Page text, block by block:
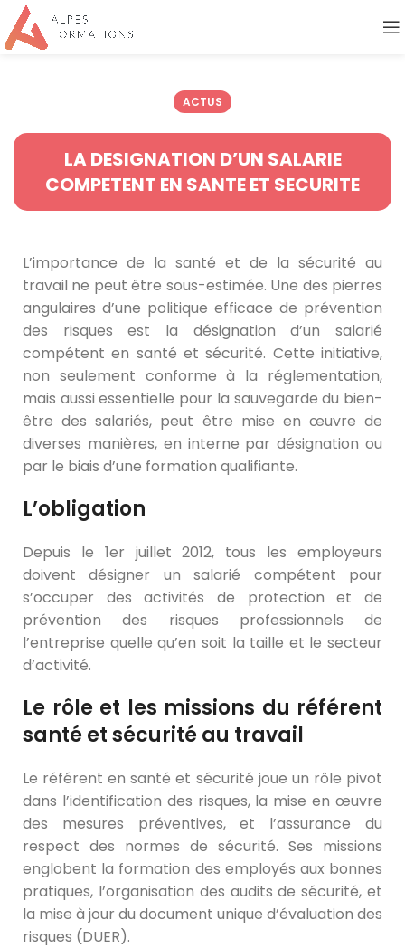
ACTUS
LA DESIGNATION D’UN SALARIE
COMPETENT EN SANTE ET SECURITE
L’importance de la santé et de la sécurité au
travail ne peut être sous-estimée. Une des pierres
angulaires d’une politique efficace de prévention
des risques est la désignation d’un salarié
compétent en santé et sécurité. Cette initiative,
non seulement conforme à la réglementation,
mais aussi essentielle pour la sauvegarde du bien-
être des salariés, peut être mise en œuvre de
diverses manières, en interne par désignation ou
par le biais d’une formation qualifiante.
L’obligation
Depuis le 1er juillet 2012, tous les employeurs
doivent désigner un salarié compétent pour
s’occuper des activités de protection et de
prévention des risques professionnels de
l’entreprise quelle qu’en soit la taille et le secteur
d’activité.
Le rôle et les missions du référent
santé et sécurité au travail
Le référent en santé et sécurité joue un rôle pivot
dans l’identification des risques, la mise en œuvre
des mesures préventives, et l’assurance du
respect des normes de sécurité. Ses missions
englobent la formation des employés aux bonnes
pratiques, l’organisation des audits de sécurité, et
la mise à jour du document unique d’évaluation des
risques (DUER).